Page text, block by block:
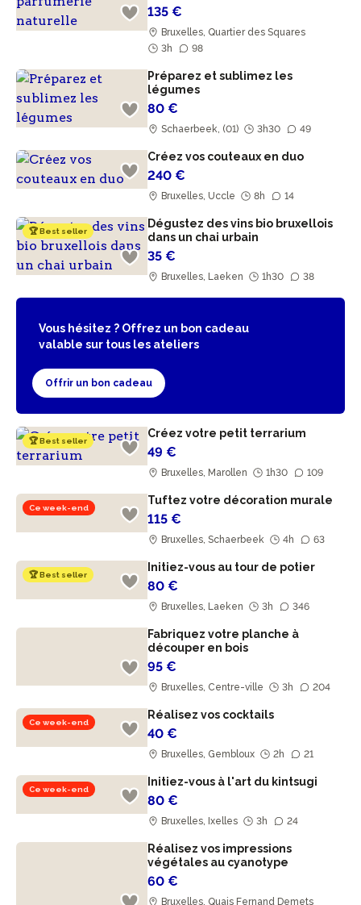
135 €
Bruxelles, Quartier des Squares
3h
98
Préparez et sublimez les
légumes
80 €
Schaerbeek, (01) 3h30 49
Créez vos couteaux en duo
240 €
Bruxelles, Uccle 8h 14
🏆 Best seller
Dégustez des vins bio bruxellois
dans un chai urbain
35 €
Bruxelles, Laeken 1h30 38
Vous hésitez ? Offrez un bon cadeau
valable sur tous les ateliers
Offrir un bon cadeau
🏆 Best seller
Créez votre petit terrarium
49 €
Bruxelles, Marollen 1h30 109
Ce week-end
Tuftez votre décoration murale
115 €
Bruxelles, Schaerbeek 4h 63
🏆 Best seller
Initiez-vous au tour de potier
80 €
Bruxelles, Laeken 3h 346
Fabriquez votre planche à
découper en bois
95 €
Bruxelles, Centre-ville 3h 204
Ce week-end
Réalisez vos cocktails
40 €
Bruxelles, Gembloux 2h 21
Ce week-end
Initiez-vous à l'art du kintsugi
80 €
Bruxelles, Ixelles 3h 24
Réalisez vos impressions
végétales au cyanotype
60 €
Bruxelles, Quais Fernand Demets